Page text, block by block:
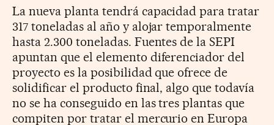
La nueva planta tendrá capacidad para tratar
317 toneladas al año y alojar temporalmente
hasta 2.300 toneladas. Fuentes de la SEPI
apuntan que el elemento diferenciador del
proyecto es la posibilidad que ofrece de
solidificar el producto final, algo que todavía
no se ha conseguido en las tres plantas que
compiten por tratar el mercurio en Europa